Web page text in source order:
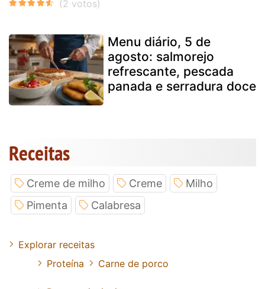
Menu diário, 5 de
agosto: salmorejo
refrescante, pescada
panada e serradura doce
Receitas
Creme de milho Creme
Milho
Pimenta
Calabresa
Explorar receitas
Proteína
Carne de porco